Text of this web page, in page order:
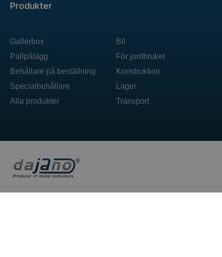
Produkter
Gallerbox
Pallpålägg
Behållare på beställning
Specialbehållare
Alla produkter
Bil
För jordbruket
Konstruktion
Lager
Transport